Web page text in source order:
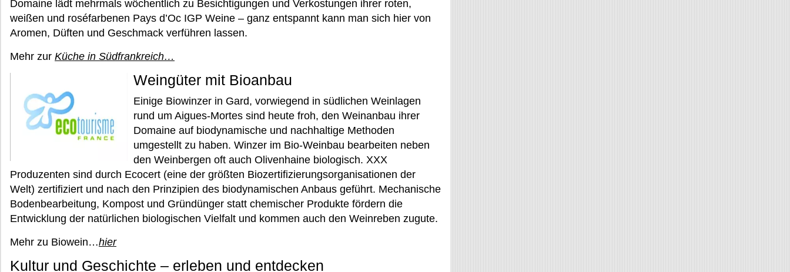
Domaine lädt mehrmals wöchentlich zu Besichtigungen und Verkostungen ihrer roten,
weißen und roséfarbenen Pays d’Oc IGP Weine – ganz entspannt kann man sich hier von
Aromen, Düften und Geschmack verführen lassen.
Mehr zur Küche in Südfrankreich…
Weingüter mit Bioanbau
Einige Biowinzer in Gard, vorwiegend in südlichen Weinlagen
rund um Aigues-Mortes sind heute froh, den Weinanbau ihrer
Domaine auf biodynamische und nachhaltige Methoden
umgestellt zu haben. Winzer im Bio-Weinbau bearbeiten neben
den Weinbergen oft auch Olivenhaine biologisch. XXX
Produzenten sind durch Ecocert (eine der größten Biozertifizierungsorganisationen der
Welt) zertifiziert und nach den Prinzipien des biodynamischen Anbaus geführt. Mechanische
Bodenbearbeitung, Kompost und Gründünger statt chemischer Produkte fördern die
Entwicklung der natürlichen biologischen Vielfalt und kommen auch den Weinreben zugute.
Mehr zu Biowein…hier
Kultur und Geschichte – erleben und entdecken